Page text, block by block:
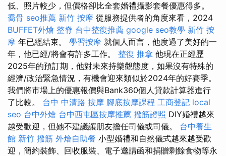
低、照片較少，但價格卻比全套婚禮攝影套餐優惠得多。
喬骨 seo推薦 新竹 按摩 從服務提供者的角度來看，2024
BUFFET外燴 整脊 台中整復推薦 google seo教學 新竹 按
摩 年已經結束。 學習按摩 就個人而言，他度過了美好的一
年，他已經/將會有許多工作。 整復 推拿 他現在正經歷
2025年的預訂期，他對未來持樂觀態度，如果沒有特殊的
經濟/政治緊急情況，有機會迎來類似於2024年的好賽季。
我們將市場上的優惠報價與Bank360個人貸款計算器進行
了比較。 台中 中清路 按摩 腳底按摩課程 工商登記 local
seo 台中外燴 台中西屯區按摩推薦 撥筋證照 DIY婚禮越來
越受歡迎，但她不建議讓朋友擔任司儀或司儀。 台中養生
館 新竹 撥筋 外燴自助餐 小型婚禮和自然儀式越來越受歡
迎，簡約裝飾、回收服裝、電子邀請函和捐贈剩餘食物等永